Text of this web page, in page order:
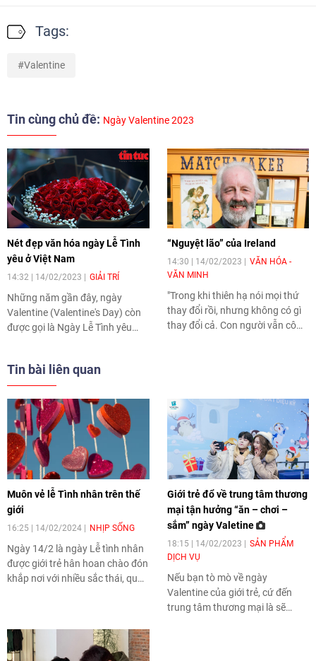
Tags:
Valentine
Tin cùng chủ đề: Ngày Valentine 2023
Nét đẹp văn hóa ngày Lễ Tình
yêu ở Việt Nam
14:32 | 14/02/2023 GIẢI TRÍ
Những năm gần đây, ngày
Valentine (Valentine's Day) còn
được gọi là Ngày Lễ Tình yêu
Nam, nhất là ở các thành phố
lớn.
“Nguyệt lão” của Ireland
14:30 | 14/02/2023
VĂN HÓA -
VĂN MINH
"Trong khi thiên hạ nói mọi thứ
thay đổi rồi, nhưng không có gì
thay đổi cả. Con người vẫn cô
Tơ bà Nguyệt" trong hơn 60 năm
qua tại Ireland, tâm sự.
Tin bài liên quan
Muôn vẻ lễ Tình nhân trên thế
giới
16:25 | 14/02/2024 NHỊP SỐNG
Ngày 14/2 là ngày Lễ tình nhân
được giới trẻ hân hoan chào đón
khắp nơi với nhiều sắc thái, quan
Giới trẻ đổ về trung tâm thương
mại tận hưởng “ăn – chơi –
sắm” ngày Valetine
18:15 | 14/02/2023
SẢN PHẨM
DỊCH VỤ
Nếu bạn tò mò về ngày
Valentine của giới trẻ, cứ đến
trung tâm thương mại là sẽ